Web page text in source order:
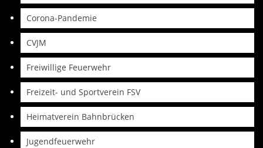
Corona-Pandemie
CVJM
Freiwillige Feuerwehr
Freizeit- und Sportverein FSV
Heimatverein Bahnbrücken
Jugendfeuerwehr